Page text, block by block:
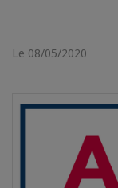
Le 08/05/2020